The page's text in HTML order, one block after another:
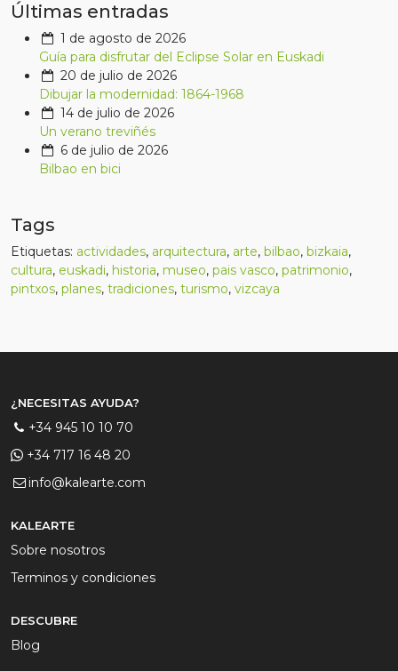
Últimas entradas
1 de agosto de 2026
Guía para disfrutar del Eclipse Solar en Euskadi
20 de julio de 2026
Dibujar la modernidad: 1864-1968
14 de julio de 2026
Un verano treviñés
6 de julio de 2026
Bilbao en bici
Tags
Etiquetas: actividades, arquitectura, arte, bilbao, bizkaia,
cultura, euskadi, historia, museo, pais vasco, patrimonio,
pintxos, planes, tradiciones, turismo, vizcaya
¿NECESITAS AYUDA?
+34 945 10 10 70
+34 717 16 48 20
info@kalearte.com
KALEARTE
Sobre nosotros
Terminos y condiciones
DESCUBRE
Blog